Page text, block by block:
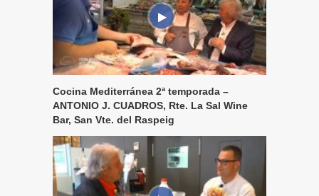
Cocina Mediterránea 2ª temporada –
ANTONIO J. CUADROS, Rte. La Sal Wine
Bar, San Vte. del Raspeig